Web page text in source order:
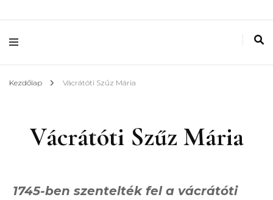
Kezdőlap Vácrátóti Szűz Mária
Vácrátóti Szűz Mária
1745-ben szentelték fel a vácrátóti